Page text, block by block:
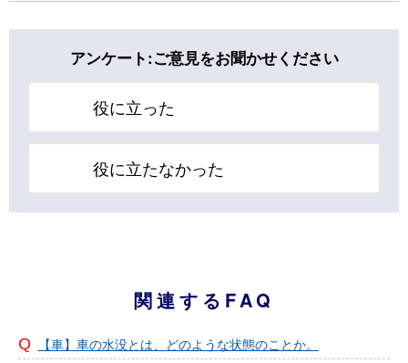
アンケート:ご意見をお聞かせください
役に立った
役に立たなかった
関連するFAQ
【車】車の水没とは、どのような状態のことか。